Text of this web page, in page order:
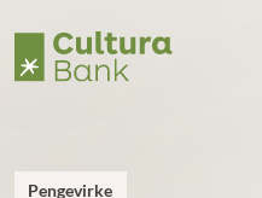
Pengevirke